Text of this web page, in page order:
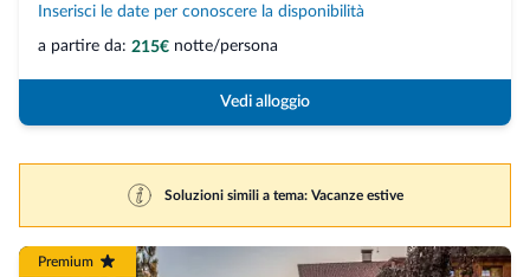
Inserisci le date per conoscere la disponibilità
a partire da: 215€ notte/persona
Vedi alloggio
Soluzioni simili a tema: Vacanze estive
Premium